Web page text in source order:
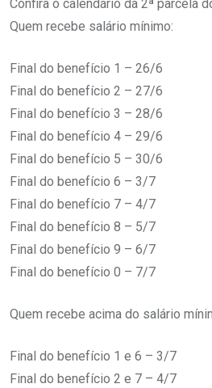
Confira o calendário da 2ª parcela
Quem recebe salário mínimo:
Final do benefício 1 – 26/6
Final do benefício 2 – 27/6
Final do benefício 3 – 28/6
Final do benefício 4 – 29/6
Final do benefício 5 – 30/6
Final do benefício 6 – 3/7
Final do benefício 7 – 4/7
Final do benefício 8 – 5/7
Final do benefício 9 – 6/7
Final do benefício 0 – 7/7
Quem recebe acima do salário
Final do benefício 1 e 6 – 3/7
Final do benefício 2 e 7 – 4/7